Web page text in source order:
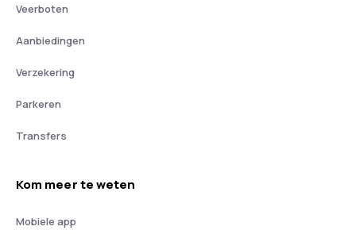
Veerboten
Aanbiedingen
Verzekering
Parkeren
Transfers
Kom meer te weten
Mobiele app